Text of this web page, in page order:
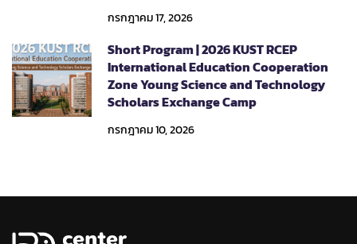
กรกฎาคม 17, 2026
Short Program | 2026 KUST RCEP
International Education Cooperation
Zone Young Science and Technology
Scholars Exchange Camp
กรกฎาคม 10, 2026